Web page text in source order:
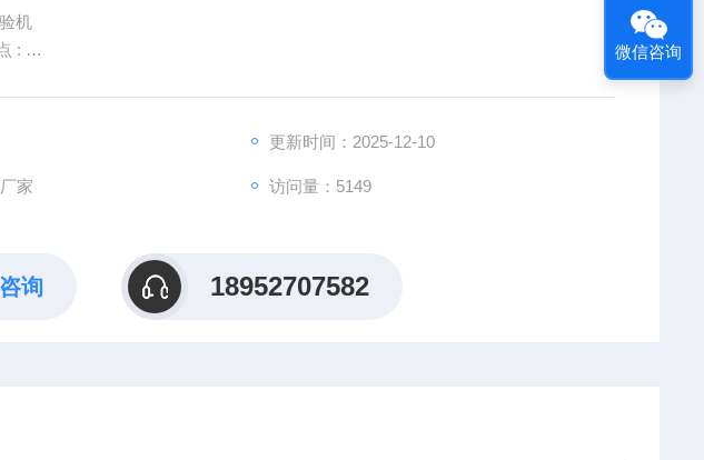
机
:
；液压缸的侧面安装有光电编码器，用于测量试样的变形。
更新时间：2025-12-10
家 访问量：5149
询 18952707582
微信咨询